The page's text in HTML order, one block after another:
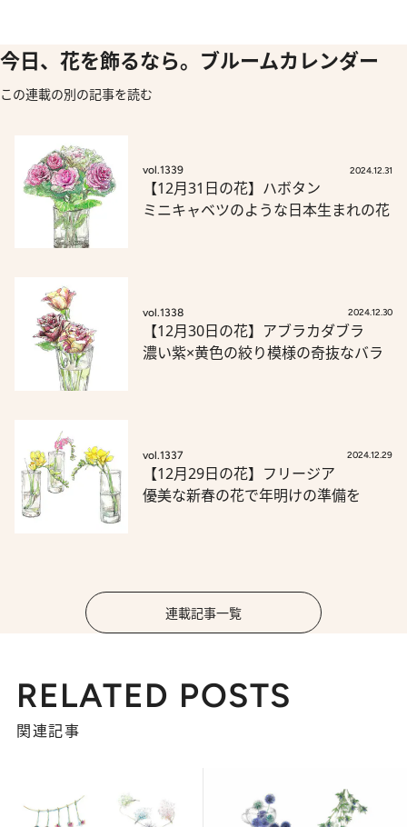
今日、花を飾るなら。ブルームカレンダー
この連載の別の記事を読む
vol.1339 2024.12.31
【12月31日の花】ハボタン
ミニキャベツのような日本生まれの花
vol.1338 2024.12.30
【12月30日の花】アブラカダブラ
濃い紫×黄色の絞り模様の奇抜なバラ
vol.1337 2024.12.29
【12月29日の花】フリージア
優美な新春の花で年明けの準備を
連載記事一覧
RELATED POSTS
関連記事